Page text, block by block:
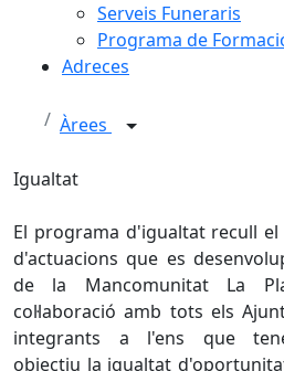
Serveis Funeraris
Programa de
Adreces
Àrees
Igualtat
El programa d'igualtat recull
d'actuacions que es
de la Mancomunitat La
col·laboració amb tots els
integrants a l'ens que
objectiu la igualtat